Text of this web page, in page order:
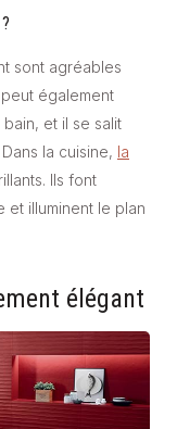
sont agréables
également
et il se salit
la cuisine, la
Ils font
illuminent le plan
élégant